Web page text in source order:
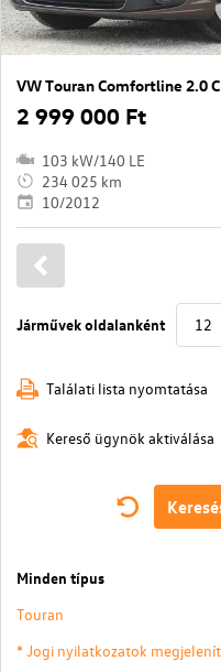
VW Touran Comfortline 2.0
2 999 000 Ft
103 kW/140 LE
234 025 km
10/2012
Járművek oldalanként
Találati lista nyomtatása
Kereső ügynök aktiválása
Minden típus
Touran
* Jogi nyilatkozatok